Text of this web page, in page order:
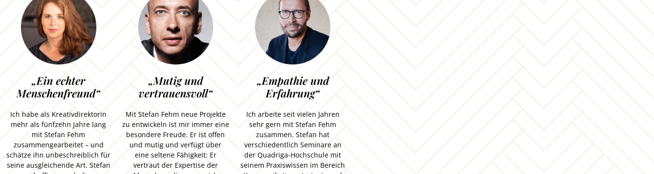
„Ein echter
Menschenfreund“
Ich habe als Kreativdirektorin
mehr als fünfzehn Jahre lang
mit Stefan Fehm
zusammengearbeitet – und
schätze ihn unbeschreiblich für
seine ausgleichende Art. Stefan
„Mutig und
vertrauensvoll“
Mit Stefan Fehm neue Projekte
zu entwickeln ist mir immer eine
besondere Freude. Er ist offen
und mutig und verfügt über
eine seltene Fähigkeit: Er
vertraut der Expertise der
„Empathie und
Erfahrung“
Ich arbeite seit vielen Jahren
sehr gern mit Stefan Fehm
zusammen. Stefan hat
verschiedentlich Seminare an
der Quadriga-Hochschule mit
seinem Praxiswissen im Bereich